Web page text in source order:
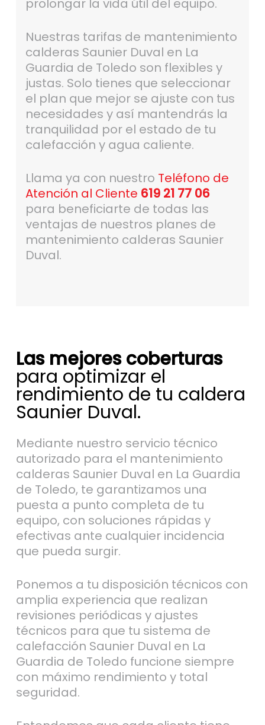
prolongar la vida útil del equipo.
Nuestras tarifas de mantenimiento
calderas Saunier Duval en La
Guardia de Toledo son flexibles y
justas. Solo tienes que seleccionar
el plan que mejor se ajuste con tus
necesidades y así mantendrás la
tranquilidad por el estado de tu
calefacción y agua caliente.
Llama ya con nuestro Teléfono de
Atención al Cliente 619 21 77 06
para beneficiarte de todas las
ventajas de nuestros planes de
mantenimiento calderas Saunier
Duval.
Las mejores coberturas
para optimizar el
rendimiento de tu caldera
Saunier Duval.
Mediante nuestro servicio técnico
autorizado para el mantenimiento
calderas Saunier Duval en La Guardia
de Toledo, te garantizamos una
puesta a punto completa de tu
equipo, con soluciones rápidas y
efectivas ante cualquier incidencia
que pueda surgir.
Ponemos a tu disposición técnicos con
amplia experiencia que realizan
revisiones periódicas y ajustes
técnicos para que tu sistema de
calefacción Saunier Duval en La
Guardia de Toledo funcione siempre
con máximo rendimiento y total
seguridad.